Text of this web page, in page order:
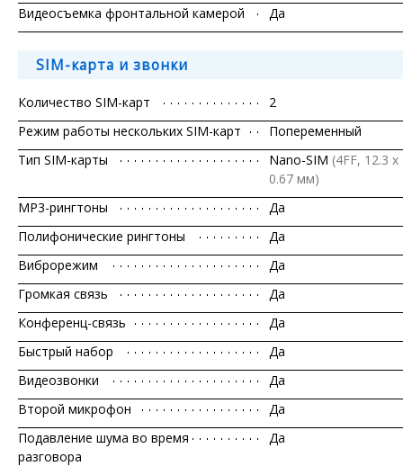
Видеосъемка фронтальной камерой
Да
SIM-карта и звонки
Количество SIM-карт
2
Режим работы нескольких SIM-карт
Попеременный
Тип SIM-карты
Nano-SIM (4FF, 12.3 x
0.67 мм)
MP3-рингтоны
Да
Полифонические рингтоны
Да
Виброрежим
Да
Громкая связь
Да
Конференц-связь
Да
Быстрый набор
Да
Видеозвонки
Да
Второй микрофон
Да
Подавление шума во время
разговора
Да